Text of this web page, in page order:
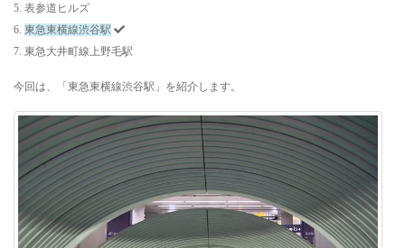
5. 表参道ヒルズ
6. 東急東横線渋谷駅
7. 東急大井町線上野毛駅
今回は、「東急東横線渋谷駅」を紹介します。